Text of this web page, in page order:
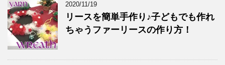
2020/11/19
リースを簡単手作り♪子どもでも作れ
ちゃうファーリースの作り方！